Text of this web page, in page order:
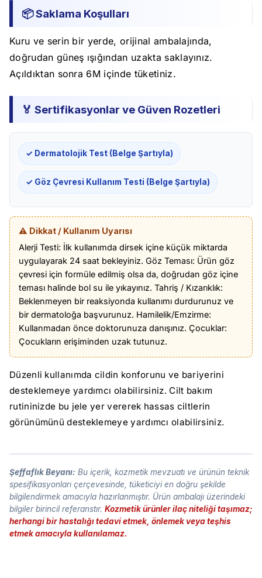
📦 Saklama Koşulları
Kuru ve serin bir yerde, orijinal ambalajında,
doğrudan güneş ışığından uzakta saklayınız.
Açıldıktan sonra 6M içinde tüketiniz.
🏅 Sertifikasyonlar ve Güven Rozetleri
✓ Dermatolojik Test (Belge Şartıyla)
✓ Göz Çevresi Kullanım Testi (Belge Şartıyla)
⚠️ Dikkat / Kullanım Uyarısı
Alerji Testi: İlk kullanımda dirsek içine küçük miktarda
uygulayarak 24 saat bekleyiniz. Göz Teması: Ürün göz
çevresi için formüle edilmiş olsa da, doğrudan göz içine
teması halinde bol su ile yıkayınız. Tahriş / Kızarıklık:
Beklenmeyen bir reaksiyonda kullanımı durdurunuz ve
bir dermatoloğa başvurunuz. Hamilelik/Emzirme:
Kullanmadan önce doktorunuza danışınız. Çocuklar:
Çocukların erişiminden uzak tutunuz.
Düzenli kullanımda cildin konforunu ve bariyerini
desteklemeye yardımcı olabilirsiniz. Cilt bakım
rutininizde bu jele yer vererek hassas ciltlerin
görünümünü desteklemeye yardımcı olabilirsiniz.
Şeffaflık Beyanı: Bu içerik, kozmetik mevzuatı ve ürünün teknik
spesifikasyonları çerçevesinde, tüketiciyi en doğru şekilde
bilgilendirmek amacıyla hazırlanmıştır. Ürün ambalajı üzerindeki
bilgiler birincil referanstır. Kozmetik ürünler ilaç niteliği taşımaz;
herhangi bir hastalığı tedavi etmek, önlemek veya teşhis
etmek amacıyla kullanılamaz.